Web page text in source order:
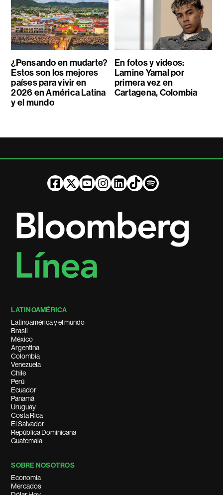
¿Pensando en mudarte?
Estos son los mejores
países para vivir en
2026 en América Latina
y el mundo
En fotos y videos:
Lamine Yamal por
primera vez en
Cartagena, Colombia
LATINOAMÉRICA
Latinoamérica y el mundo
Brasil
México
Argentina
Colombia
Venezuela
Chile
Perú
Ecuador
Panamá
Uruguay
Costa Rica
El Salvador
República Dominicana
Guatemala
SOBRE NOSOTROS
Economía
Mercados